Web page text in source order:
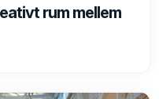
rum mellem